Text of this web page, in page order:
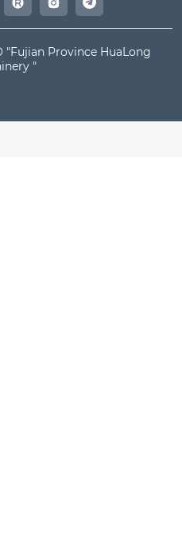
Province HuaLong
"